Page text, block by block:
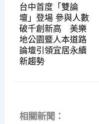
台中首度「雙論
壇」登場 參與人數
破千創新高 美樂
地公園暨人本道路
論壇引領宜居永續
新趨勢
相關新聞：